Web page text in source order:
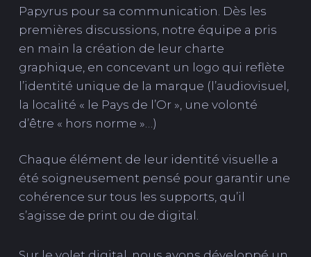
Papyrus pour sa communication. Dès les
premières discussions, notre équipe a pris
en main la création de leur charte
graphique, en concevant un logo qui reflète
l’identité unique de la marque (l’audiovisuel,
la localité « le Pays de l’Or », une volonté
d’être « hors norme »…)
Chaque élément de leur identité visuelle a
été soigneusement pensé pour garantir une
cohérence sur tous les supports, qu’il
s’agisse de print ou de digital.